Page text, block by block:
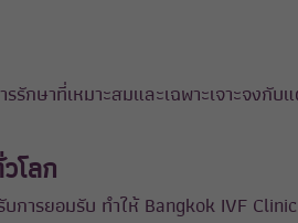
กษาที่เหมาะสมและเฉพาะเจาะจงกั
โลก
ารยอมรับ ทำให้ Bangkok IVF